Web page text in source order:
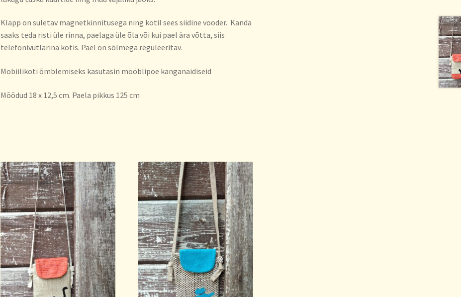
Klapp on suletav magnetkinnitusega ning kotil sees siidine vooder. Kanda
saaks teda risti üle rinna, paelaga üle õla või kui pael ära võtta, siis
telefonivutlarina kotis. Pael on sõlmega reguleeritav.
Mobiilikoti õmblemiseks kasutasin mööblipoe kanganäidiseid
Mõõdud 18 x 12,5 cm. Paela pikkus 125 cm